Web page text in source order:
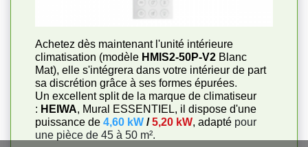
Achetez dès maintenant l'unité intérieure
climatisation (modèle HMIS2-50P-V2 Blanc
Mat), elle s'intégrera dans votre intérieur de part
sa discrétion grâce à ses formes épurées.
Un excellent split de la marque de climatiseur
: HEIWA, Mural ESSENTIEL, il dispose d'une
puissance de 4,60 kW /5,20 kW, adapté pour
une pièce de 45 à 50 m².